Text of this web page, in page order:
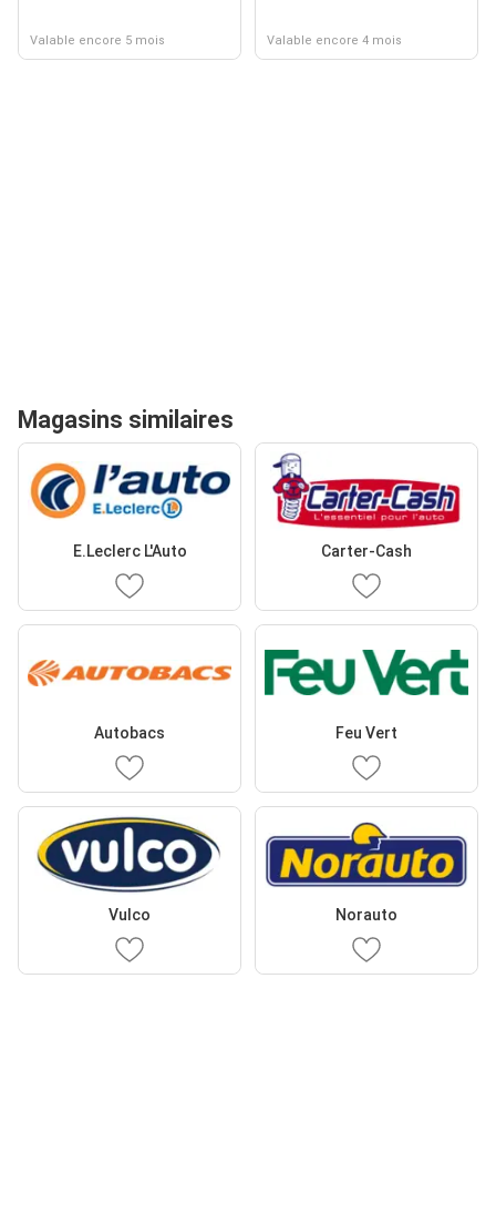
Valable encore 5 mois Valable encore 4 mois
Magasins similaires
E.Leclerc L'Auto Carter-Cash
Autobacs Feu Vert
Vulco Norauto